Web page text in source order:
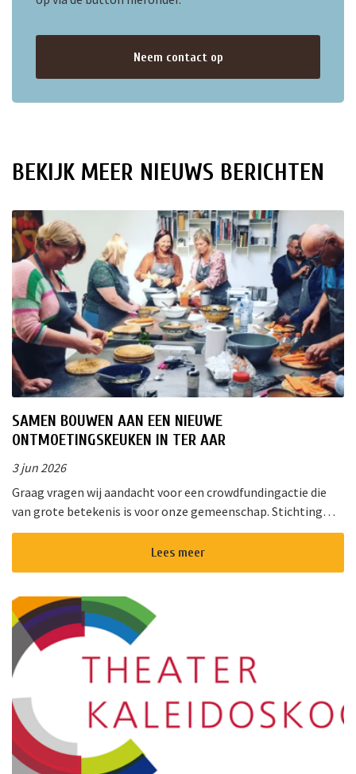
Neem contact op
BEKIJK MEER NIEUWS BERICHTEN
SAMEN BOUWEN AAN EEN NIEUWE
ONTMOETINGSKEUKEN IN TER AAR
3 jun 2026
Graag vragen wij aandacht voor een crowdfundingactie die
van grote betekenis is voor onze gemeenschap. Stichting
!Triggr en SPAN vormen samen een multifunctioneel
cultureel centrum waar m...Lees meer